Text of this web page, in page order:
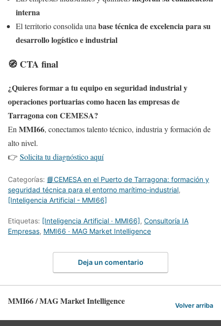
interna
El territorio consolida una base técnica de excelencia para su
desarrollo logístico e industrial
🧭 CTA final
¿Quieres formar a tu equipo en seguridad industrial y
operaciones portuarias como hacen las empresas de
Tarragona con CEMESA?
EnMMI66, conectamos talento técnico, industria y formación de
alto nivel.
👉 Solicita tu diagnóstico aquí
Categorías: 📘CEMESA en el Puerto de Tarragona: formación y
seguridad técnica para el entorno marítimo-industrial,
[Inteligencia Artificial - MMI66]
Etiquetas: [Inteligencia Artificial · MMI66], Consultoría IA
Empresas, MMI66 · MAG Market Intelligence
Deja un comentario
MMI66 / MAG Market Intelligence Volver arriba